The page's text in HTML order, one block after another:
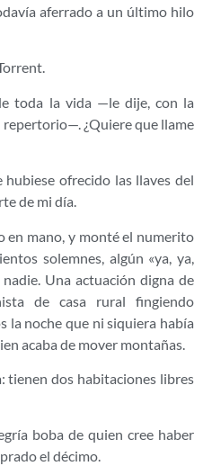
aferrado a un último hilo
toda la vida —le dije, con la
¿Quiere que llame
ofrecido las llaves del
de mi día.
en mano, y monté el numerito
solemnes, algún «ya, ya,
Una actuación digna de
de casa rural fingiendo
la noche que ni siquiera había
acaba de mover montañas.
tienen dos habitaciones libres
boba de quien cree haber
el décimo.